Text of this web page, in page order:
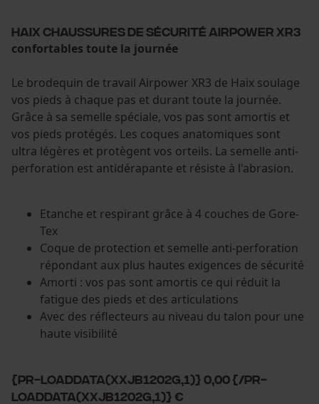
Haix chaussures de sécurité Airpower XR3
confortables toute la journée
Le brodequin de travail Airpower XR3 de Haix soulage
vos pieds à chaque pas et durant toute la journée.
Grâce à sa semelle spéciale, vos pas sont amortis et
vos pieds protégés. Les coques anatomiques sont
ultra légères et protègent vos orteils. La semelle anti-
perforation est antidérapante et résiste à l'abrasion.
Etanche et respirant grâce à 4 couches de Gore-
Tex
Coque de protection et semelle anti-perforation
répondant aux plus hautes exigences de sécurité
Amorti : vos pas sont amortis ce qui réduit la
fatigue des pieds et des articulations
Avec des réflecteurs au niveau du talon pour une
haute visibilité
{PR-LoadData(XXJB1202G,1)} 0,00 {/PR-
LoadData(XXJB1202G,1)} €